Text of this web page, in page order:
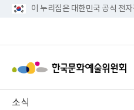
이 누리집은 대한민국 공식 전
소식